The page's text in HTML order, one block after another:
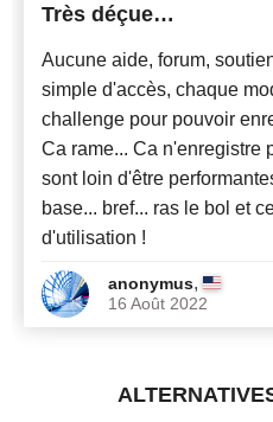
Très déçue…
Aucune aide, forum,
simple d'accès, chaque
challenge pour pouvoir
Ca rame... Ca n'enregistre
sont loin d'être
base... bref... ras le bol et
d'utilisation !
anonymus,
16 Août 2022